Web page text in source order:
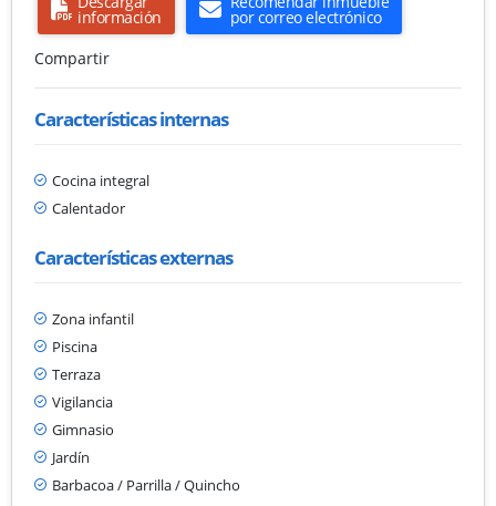
información
por correo electrónico
Compartir
Características internas
Cocina integral
Calentador
Características externas
Zona infantil
Piscina
Terraza
Vigilancia
Gimnasio
Jardín
Barbacoa / Parrilla / Quincho